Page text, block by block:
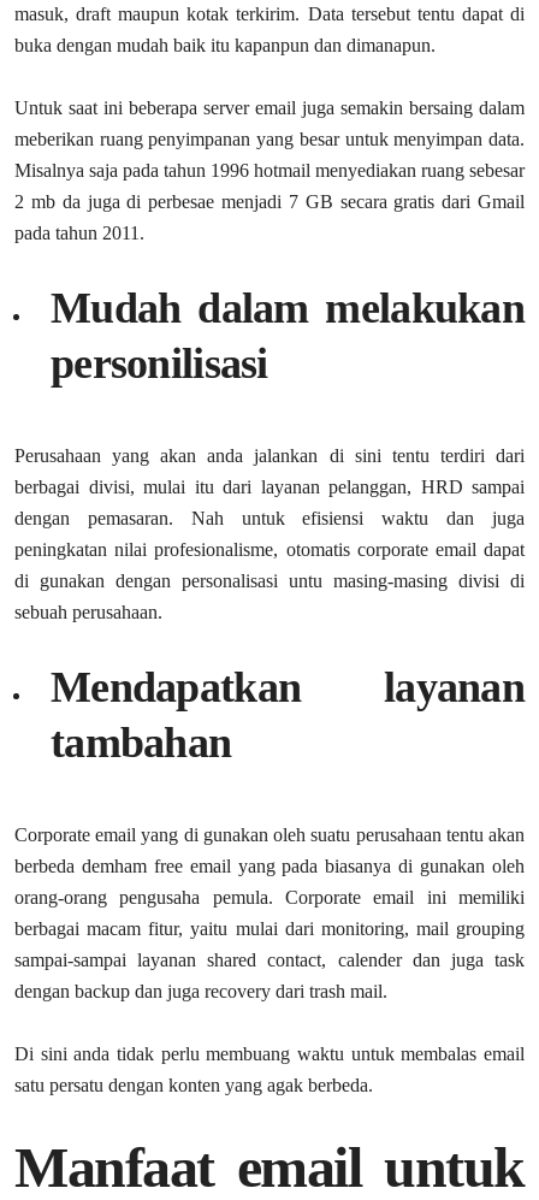
masuk, draft maupun kotak terkirim. Data tersebut tentu dapat di
buka dengan mudah baik itu kapanpun dan dimanapun.
Untuk saat ini beberapa server email juga semakin bersaing dalam
meberikan ruang penyimpanan yang besar untuk menyimpan data.
Misalnya saja pada tahun 1996 hotmail menyediakan ruang sebesar
2 mb da juga di perbesae menjadi 7 GB secara gratis dari Gmail
pada tahun 2011.
Mudah dalam melakukan
personilisasi
Perusahaan yang akan anda jalankan di sini tentu terdiri dari
berbagai divisi, mulai itu dari layanan pelanggan, HRD sampai
dengan pemasaran. Nah untuk efisiensi waktu dan juga
peningkatan nilai profesionalisme, otomatis corporate email dapat
di gunakan dengan personalisasi untu masing-masing divisi di
sebuah perusahaan.
Mendapatkan layanan
tambahan
Corporate email yang di gunakan oleh suatu perusahaan tentu akan
berbeda demham free email yang pada biasanya di gunakan oleh
orang-orang pengusaha pemula. Corporate email ini memiliki
berbagai macam fitur, yaitu mulai dari monitoring, mail grouping
sampai-sampai layanan shared contact, calender dan juga task
dengan backup dan juga recovery dari trash mail.
Di sini anda tidak perlu membuang waktu untuk membalas email
satu persatu dengan konten yang agak berbeda.
Manfaat email untuk